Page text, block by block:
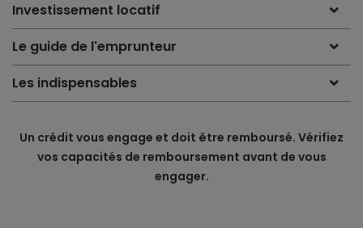
Investissement locatif
Le guide de l'emprunteur
Les indispensables
Un crédit vous engage et doit être remboursé. Vérifiez
vos capacités de remboursement avant de vous
engager.